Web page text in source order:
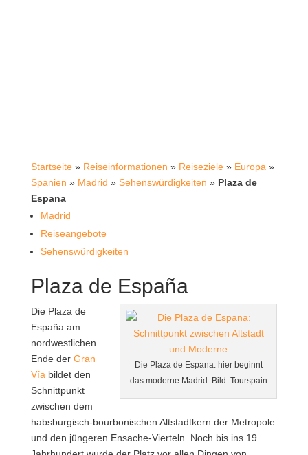
Startseite» Reiseinformationen » Reiseziele» Europa »
Spanien » Madrid » Sehenswürdigkeiten » Plaza de
Espana
Madrid
Reiseangebote
Sehenswürdigkeiten
Plaza de España
Die Plaza de Espana: hier beginnt
das moderne Madrid. Bild: Tourspain
Die Plaza de
España am
nordwestlichen
Ende der Gran
Vía bildet den
Schnittpunkt
zwischen dem
habsburgisch-bourbonischen Altstadtkern der Metropole
und den jüngeren Ensache-Vierteln. Noch bis ins 19.